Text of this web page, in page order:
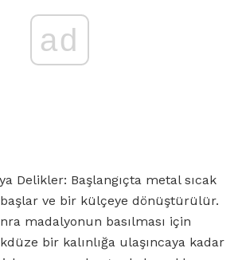
ad
Delikler: Başlangıçta metal sıcak
başlar ve bir külçeye dönüştürülür.
madalyonun basılması için
bir kalınlığa ulaşıncaya kadar